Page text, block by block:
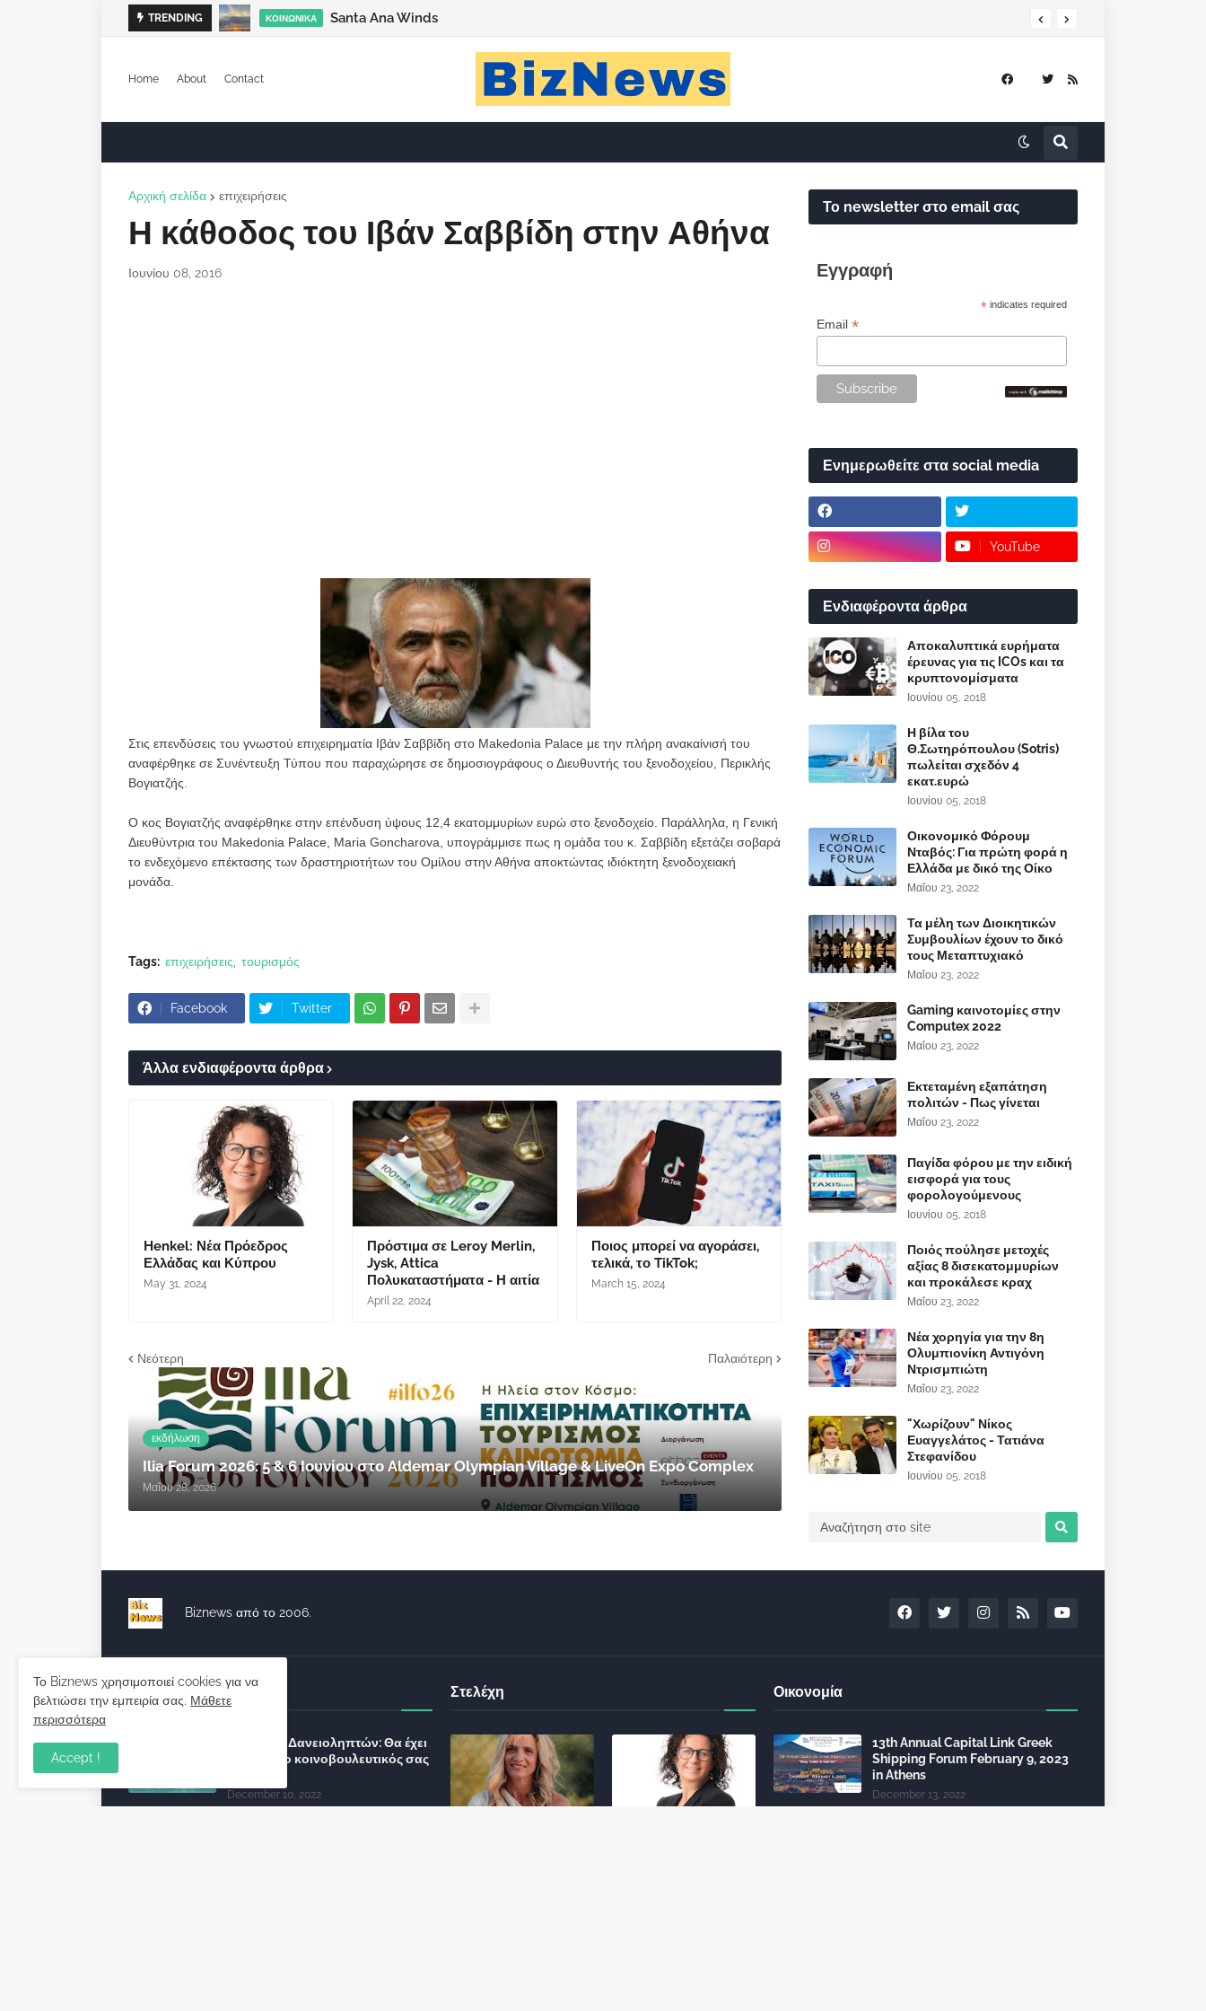
TRENDING ΚΟΙΝΩΝΙΚΆ Santa Ana Winds
Home About Contact
Αρχική σελίδα επιχειρήσεις
Η κάθοδος του Ιβάν Σαββίδη στην Αθήνα
Ιουνίου 08, 2016
Στις επενδύσεις του γνωστού επιχειρηματία Ιβάν Σαββίδη στο Makedonia Palace με την πλήρη ανακαίνισή του
αναφέρθηκε σε Συνέντευξη Τύπου που παραχώρησε σε δημοσιογράφους ο Διευθυντής του ξενοδοχείου, Περικλής
Βογιατζής.
Ο κος Βογιατζής αναφέρθηκε στην επένδυση ύψους 12,4 εκατομμυρίων ευρώ στο ξενοδοχείο. Παράλληλα, η Γενική
Διευθύντρια του Makedonia Palace, Maria Goncharova, υπογράμμισε πως η ομάδα του κ. Σαββίδη εξετάζει σοβαρά
το ενδεχόμενο επέκτασης των δραστηριοτήτων του Ομίλου στην Αθήνα αποκτώντας ιδιόκτητη ξενοδοχειακή
μονάδα.
Tags: επιχειρήσεις τουρισμός
Facebook Twitter
Άλλα ενδιαφέροντα άρθρα
Henkel: Νέα Πρόεδρος
Ελλάδας και Κύπρου
May 31, 2024
Πρόστιμα σε Leroy Merlin,
Jysk, Attica
Πολυκαταστήματα - Η αιτία
April 22, 2024
Ποιος μπορεί να αγοράσει,
τελικά, το TikTok;
March 15, 2024
Νεότερη Παλαιότερη
εκδήλωση
Ilia Forum 2026: 5 & 6 Ιουνίου στο Aldemar Olympian Village & LiveOn Expo Complex
Μαΐου 28, 2026
Το newsletter στο email σας
Εγγραφή
* indicates required
Email *
Ενημερωθείτε στα social media
YouTube
Ενδιαφέροντα άρθρα
Αποκαλυπτικά ευρήματα
έρευνας για τις ICOs και τα
κρυπτονομίσματα
Ιουνίου 05, 2018
Η βίλα του
Θ.Σωτηρόπουλου (Sotris)
πωλείται σχεδόν 4
εκατ.ευρώ
Ιουνίου 05, 2018
Οικονομικό Φόρουμ
Νταβός: Για πρώτη φορά η
Ελλάδα με δικό της Οίκο
Μαΐου 23, 2022
Τα μέλη των Διοικητικών
Συμβουλίων έχουν το δικό
τους Μεταπτυχιακό
Μαΐου 23, 2022
Gaming καινοτομίες στην
Computex 2022
Μαΐου 23, 2022
Εκτεταμένη εξαπάτηση
πολιτών - Πως γίνεται
Μαΐου 23, 2022
Παγίδα φόρου με την ειδική
εισφορά για τους
φορολογούμενους
Ιουνίου 05, 2018
Ποιός πούλησε μετοχές
αξίας 8 δισεκατομμυρίων
και προκάλεσε κραχ
Μαΐου 23, 2022
Νέα χορηγία για την 8η
Ολυμπιονίκη Αντιγόνη
Ντρισμπιώτη
Μαΐου 23, 2022
"Χωρίζουν" Νίκος
Ευαγγελάτος - Τατιάνα
Στεφανίδου
Ιουνίου 05, 2018
Biznews από το 2006.
Απόψεις
Σύλλογος Δανειοληπτών: Θα έχει
συνέχεια ο κοινοβουλευτικός σας
December 10, 2022
Στελέχη Οικονομία
13th Annual Capital Link Greek
Shipping Forum February 9, 2023
in Athens
December 13, 2022
Το Biznews χρησιμοποιεί cookies για να
βελτιώσει την εμπειρία σας. Μάθετε
περισσότερα
Accept !